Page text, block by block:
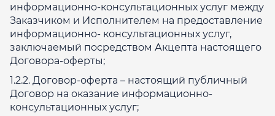
информационно-консультационных услуг между
Заказчиком и Исполнителем на предоставление
информационно- консультационных услуг,
заключаемый посредством Акцепта настоящего
Договора-оферты;
1.2.2. Договор-оферта – настоящий публичный
Договор на оказание информационно-
консультационных услуг;